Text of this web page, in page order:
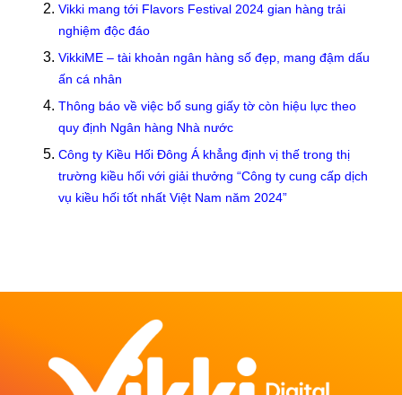
Vikki mang tới Flavors Festival 2024 gian hàng trải
nghiệm độc đáo
VikkiME – tài khoản ngân hàng số đẹp, mang đậm dấu
ấn cá nhân
Thông báo về việc bổ sung giấy tờ còn hiệu lực theo
quy định Ngân hàng Nhà nước
Công ty Kiều Hối Đông Á khẳng định vị thế trong thị
trường kiều hối với giải thưởng “Công ty cung cấp dịch
vụ kiều hối tốt nhất Việt Nam năm 2024”